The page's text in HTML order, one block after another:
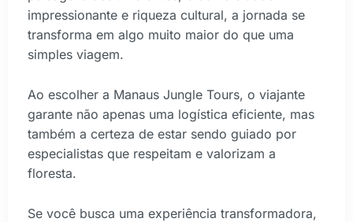
impressionante e riqueza cultural, a jornada se
transforma em algo muito maior do que uma
simples viagem.
Ao escolher a Manaus Jungle Tours, o viajante
garante não apenas uma logística eficiente, mas
também a certeza de estar sendo guiado por
especialistas que respeitam e valorizam a
floresta.
Se você busca uma experiência transformadora,